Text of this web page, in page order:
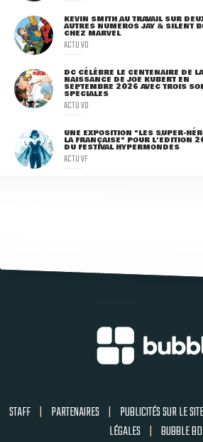
KEVIN SMITH AU TRAVAIL SUR
AUTRES NUMÉROS JAY & SILENT
CHEZ MARVEL
ACTU VO
DC CÉLÈBRE LE CENTENAIRE DE LA
NAISSANCE DE JOE KUBERT EN
SEPTEMBRE 2026 AVEC TROIS
SPÉCIALES
ACTU VO
UNE EXPOSITION "LES SUPER-
LA FRANÇAISE" POUR L'ÉDITION
DU FESTIVAL HYPERMONDES
ACTU VF
STAFF | PARTENAIRES | PUBLICITÉS SUR LE SITE
LÉGALES | BUBBLE BD